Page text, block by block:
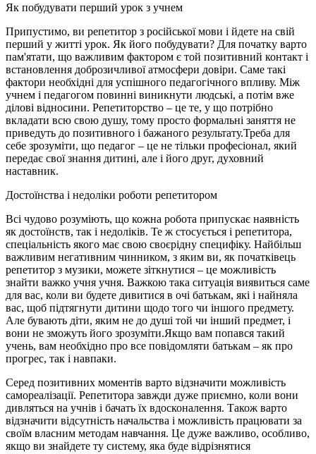
Як побудувати перший урок з учнем
Припустимо, ви репетитор з російської мови і йдете на свій
перший у житті урок. Як його побудувати? Для початку варто
пам'ятати, що важливим фактором є той позитивний контакт і
встановлення доброзичливої атмосфери довіри. Саме такі
фактори необхідні для успішного педагогічного впливу. Між
учнем і педагогом повинні виникнути людські, а потім вже
ділові відносини. Репетиторство – це те, у що потрібно
вкладати всю свою душу, тому просто формальні заняття не
приведуть до позитивного і бажаного результату.Треба для
себе зрозуміти, що педагог – це не тільки професіонал, який
передає свої знання дитині, але і його друг, духовний
наставник.
Достоїнства і недоліки роботи репетитором
Всі чудово розуміють, що кожна робота припускає наявність
як достоїнств, так і недоліків. Те ж стосується і репетитора,
спеціальність якого має свою своєрідну специфіку. Найбільш
важливим негативним чинником, з яким ви, як початківець
репетитор з музики, можете зіткнутися – це можливість
знайти важко учня учня. Важкою така ситуація виявиться саме
для вас, коли ви будете дивитися в очі батькам, які і найняла
вас, щоб підтягнути дитини щодо того чи іншого предмету.
Але бувають діти, яким не до душі той чи інший предмет, і
вони не зможуть його зрозуміти.Якщо вам попався такий
учень, вам необхідно про все повідомляти батькам – як про
прогрес, так і навпаки.
Серед позитивних моментів варто відзначити можливість
самореалізації. Репетитора завжди дуже приємно, коли вони
дивляться на учнів і бачать їх вдосконалення. Також варто
відзначити відсутність начальства і можливість працювати за
своїм власним методам навчання. Це дуже важливо, особливо,
якщо ви знайдете ту систему, яка буде відрізнятися